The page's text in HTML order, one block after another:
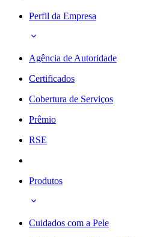
Perfil da Empresa
Agência de Autoridade
Certificados
Cobertura de Serviços
Prêmio
RSE
Produtos
Cuidados com a Pele